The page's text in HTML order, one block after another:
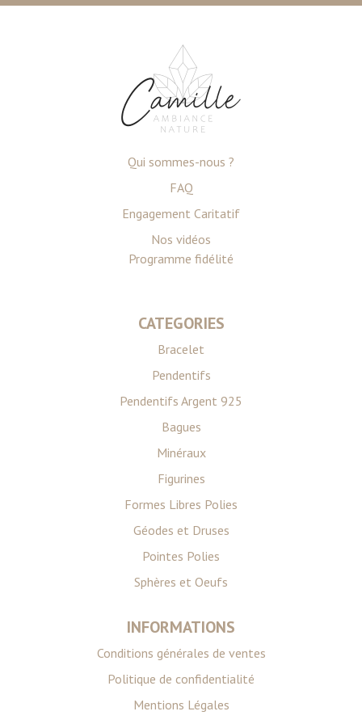
notre site avec nos partenaires de médias sociaux, de
avec d'autres informations que vous leur avez fournies
ou qu'ils ont collectées lors de votre utilisation de leurs
Qui sommes-nous ?
FAQ
Engagement Caritatif
Nos vidéos
Programme fidélité
CATEGORIES
Bracelet
Pendentifs
Pendentifs Argent 925
Bagues
Minéraux
Figurines
Formes Libres Polies
Géodes et Druses
Pointes Polies
Sphères et Oeufs
INFORMATIONS
Conditions générales de ventes
Politique de confidentialité
Mentions Légales